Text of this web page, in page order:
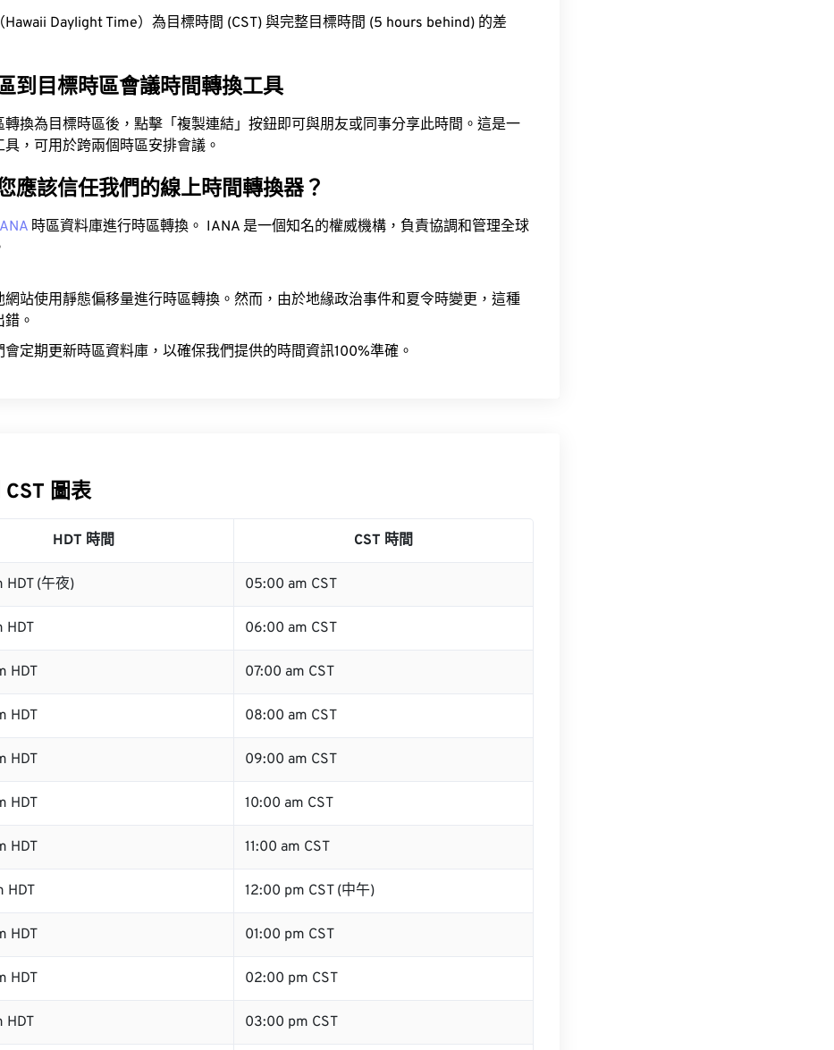
Hawaii Daylight Time）為目標時間 (CST) 與完整目標時間 (5 hours behind) 的差
到目標時區會議時間轉換工具
轉換為目標時區後，點擊「複製連結」按鈕即可與朋友或同事分享此時間。這是一
，可用於跨兩個時區安排會議。
應該信任我們的線上時間轉換器？
時區資料庫進行時區轉換。 IANA 是一個知名的權威機構，負責協調和管理全球
網站使用靜態偏移量進行時區轉換。然而，由於地緣政治事件和夏令時變更，這種
。
會定期更新時區資料庫，以確保我們提供的時間資訊100%準確。
CST 圖表
HDT 時間 CST 時間
HDT (午夜) 05:00 am CST
HDT 06:00 am CST
HDT 07:00 am CST
HDT 08:00 am CST
HDT 09:00 am CST
HDT 10:00 am CST
HDT 11:00 am CST
HDT 12:00 pm CST (中午)
HDT 01:00 pm CST
HDT 02:00 pm CST
HDT 03:00 pm CST